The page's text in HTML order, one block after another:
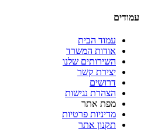
עמודים
עמוד הבית
אודות המשרד
השירותים שלנו
יצירת קשר
דרושים
הצהרת נגישות
מפת אתר
מדיניות פרטיות
תקנון אתר